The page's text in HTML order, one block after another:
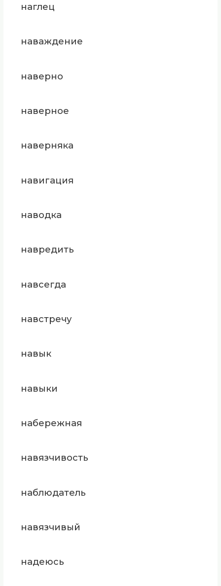
наглец
наваждение
наверно
наверное
наверняка
навигация
наводка
навредить
навсегда
навстречу
навык
навыки
набережная
навязчивость
наблюдатель
навязчивый
надеюсь